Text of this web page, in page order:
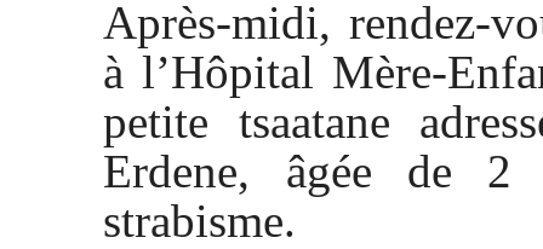
Après-midi, rendez-
à l’Hôpital Mère-
petite tsaatane
Erdene, âgée de
strabisme.